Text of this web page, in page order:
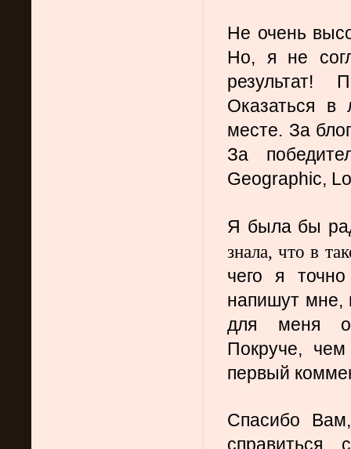
Не очень
Но, я не
результат!
Оказаться в
месте. За
За
Geographic,
Я была бы
знала, что в
чего я
напишут мне,
для меня
Покруче,
первый
Спасибо